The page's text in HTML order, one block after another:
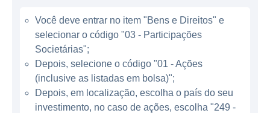
indústrias, oferecendo soluções que vão
desde a otimização de processos de
negócios até o gerenciamento de ambientes
em nuvem. O seu modelo de negócio é
orientado para atender à crescente demanda
por digitalização e serviços relacionados à
Você deve entrar no item "Bens e Direitos" e
selecionar o código "03 - Participações
Societárias";
Depois, selecione o código "01 - Ações
(inclusive as listadas em bolsa)";
Depois, em localização, escolha o país do seu
investimento, no caso de ações, escolha "249 -